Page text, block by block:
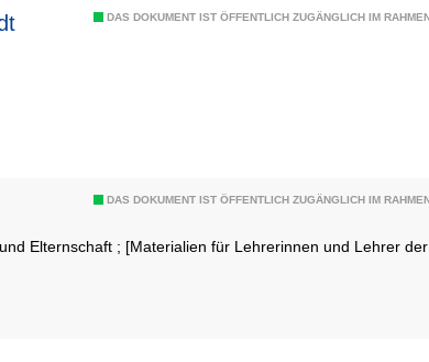
DAS DOKUMENT IST ÖFFENTLICH ZUGÄNGLICH IM
DAS DOKUMENT IST ÖFFENTLICH ZUGÄNGLICH IM
Elternschaft ; [Materialien für Lehrerinnen und Lehrer